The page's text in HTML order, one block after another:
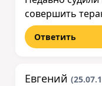
совершить
Ответить
Евгений